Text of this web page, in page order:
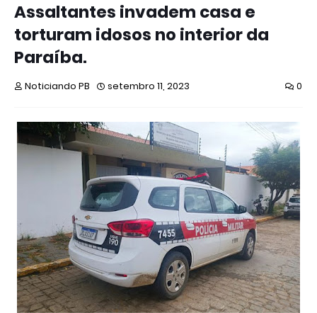
Assaltantes invadem casa e
torturam idosos no interior da
Paraíba.
Noticiando PB setembro 11, 2023 0